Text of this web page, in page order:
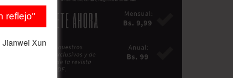
reflejo"
Jianwei Xun